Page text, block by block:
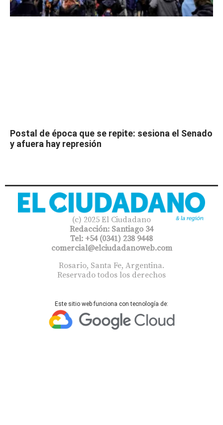
Postal de época que se repite: sesiona el Senado
y afuera hay represión
(c) 2025 El Ciudadano
Redacción: Santiago 34
Tel: +54 (0341) 238 9448
comercial@elciudadanoweb.com​
Rosario, Santa Fe, Argentina.
Reservado todos los derechos
Este sitio web funciona con tecnología de: